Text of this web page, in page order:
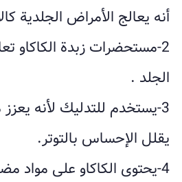
أنه يعالج الأمراض الجلدية
2-مستحضرات زبدة الكاكاو
الجلد .
3-يستخدم للتدليك لأنه
يقلل الإحساس بالتوتر.
4-يحتوى الكاكاو على مواد مضادة للأكسدة.